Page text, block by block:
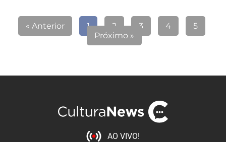
« Anterior 1 2 3 4
5
Próximo »
AO VIVO!